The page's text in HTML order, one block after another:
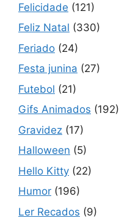
Felicidade (121)
Feliz Natal (330)
Feriado (24)
Festa junina (27)
Futebol (21)
Gifs Animados (192)
Gravidez (17)
Halloween (5)
Hello Kitty (22)
Humor (196)
Ler Recados (9)